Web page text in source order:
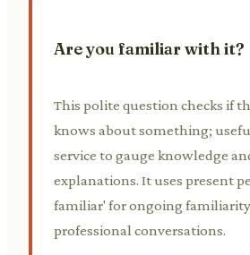
Are you familiar with it?
This polite question checks if
knows about something;
service to gauge knowledge
explanations. It uses present
familiar' for ongoing
professional conversations.